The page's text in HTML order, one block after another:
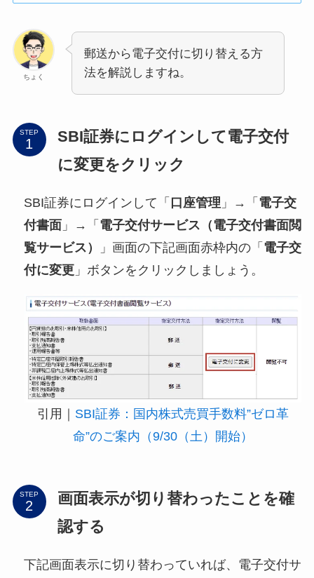
ちょく
郵送から電子交付に切り替える方
法を解説しますね。
STEP
SBI証券にログインして電子交付
に変更をクリック
SBI証券にログインして「 口座管理 」→「 電子交
付書面」→「 電子交付サービス（電子交付書面閲
覧サービス）
」画面の下記画面赤枠内の「 電子交
付に変更」ボタンをクリックしましょう。
引用｜ SBI証券：国内株式売買手数料”ゼロ革
命”のご案内（9/30（土）開始）
STEP
画面表示が切り替わったことを確
認する
下記画面表示に切り替わっていれば、電子交付サ